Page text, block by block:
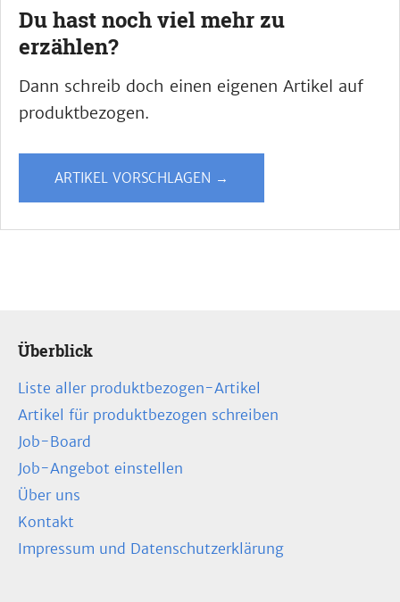
Du hast noch viel mehr zu
erzählen?
Dann schreib doch einen eigenen Artikel auf
produktbezogen.
ARTIKEL VORSCHLAGEN →
Überblick
Liste aller produktbezogen-Artikel
Artikel für produktbezogen schreiben
Job-Board
Job-Angebot einstellen
Über uns
Kontakt
Impressum und Datenschutzerklärung